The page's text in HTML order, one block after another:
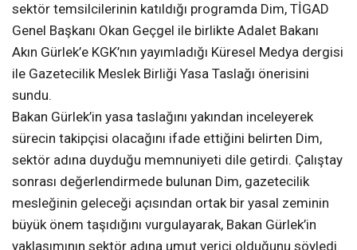
sektör temsilcilerinin katıldığı programda Dim, TİGAD
Genel Başkanı Okan Geçgel ile birlikte Adalet Bakanı
Akın Gürlek’e KGK’nın yayımladığı Küresel Medya dergisi
ile Gazetecilik Meslek Birliği Yasa Taslağı önerisini
sundu.
Bakan Gürlek’in yasa taslağını yakından inceleyerek
sürecin takipçisi olacağını ifade ettiğini belirten Dim,
sektör adına duyduğu memnuniyeti dile getirdi. Çalıştay
sonrası değerlendirmede bulunan Dim, gazetecilik
mesleğinin geleceği açısından ortak bir yasal zeminin
büyük önem taşıdığını vurgulayarak, Bakan Gürlek’in
yaklaşımının sektör adına umut verici olduğunu söyledi.